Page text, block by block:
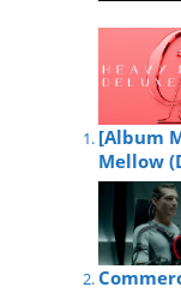
[Album
Mellow